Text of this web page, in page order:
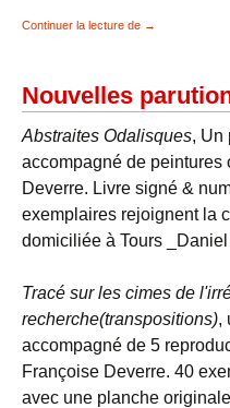
Continuer la lecture de →
Nouvelles
Abstraites Odalisques, Un
accompagné de
Deverre. Livre signé &
exemplaires rejoignent la
domiciliée à Tours
Tracé sur les cimes de
recherche(transpositions),
accompagné de 5
Françoise Deverre. 40
avec une planche